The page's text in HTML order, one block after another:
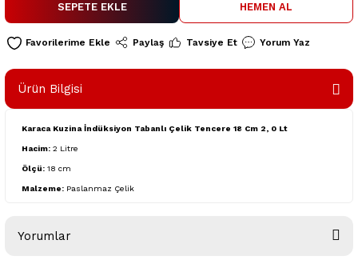
SEPETE EKLE HEMEN AL
Paylaş Tavsiye Et Yorum Yaz
Ürün Bilgisi
Karaca Kuzina İndüksiyon Tabanlı Çelik Tencere 18 Cm 2, 0 Lt
Hacim: 2 Litre
Ölçü: 18 cm
Malzeme: Paslanmaz Çelik
Yorumlar